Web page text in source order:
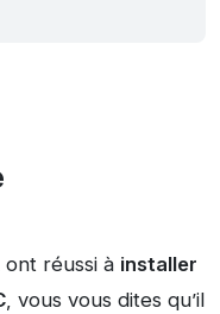
réussi à installer
, vous vous dites qu’il